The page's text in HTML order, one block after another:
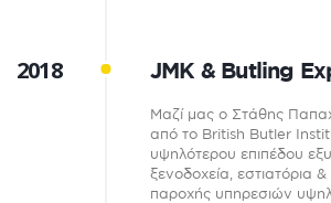
2018 JMK & Butling
Μαζί μας ο Στάθης
από το British Butler
υψηλότερου επιπέδου
ξενοδοχεία, εστιατόρια &
παροχής υπηρεσιών